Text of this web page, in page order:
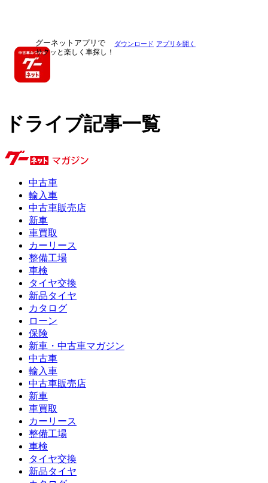
グーネットアプリで
サクッと楽しく車探し！
ダウンロード アプリを開く
ドライブ記事一覧
中古車
輸入車
中古車販売店
新車
車買取
カーリース
整備工場
車検
タイヤ交換
新品タイヤ
カタログ
ローン
保険
新車・中古車マガジン
中古車
輸入車
中古車販売店
新車
車買取
カーリース
整備工場
車検
タイヤ交換
新品タイヤ